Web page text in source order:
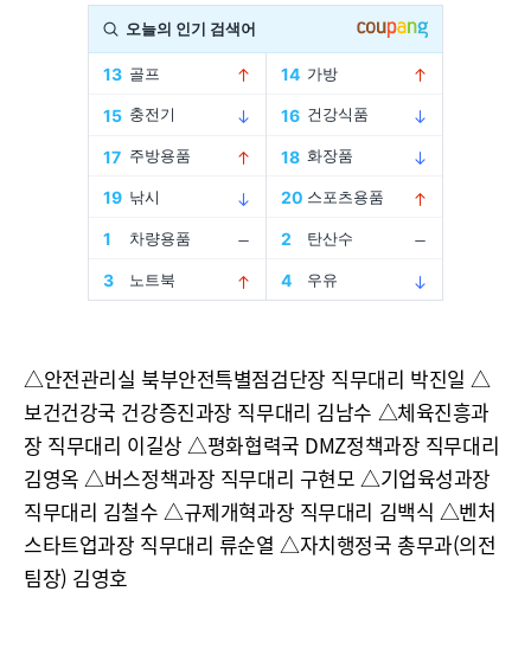
△안전관리실 북부안전특별점검단장 직무대리 박진일 △
보건건강국 건강증진과장 직무대리 김남수 △체육진흥과
장 직무대리 이길상 △평화협력국 DMZ정책과장 직무대리
김영옥 △버스정책과장 직무대리 구현모 △기업육성과장
직무대리 김철수 △규제개혁과장 직무대리 김백식 △벤처
스타트업과장 직무대리 류순열 △자치행정국 총무과(의전
팀장) 김영호